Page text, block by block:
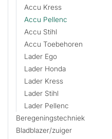
Accu Kress
Accu Pellenc
Accu Stihl
Accu Toebehoren
Lader Ego
Lader Honda
Lader Kress
Lader Stihl
Lader Pellenc
Beregeningstechniek
Bladblazer/zuiger